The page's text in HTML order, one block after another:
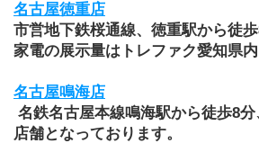
名古屋徳重店
市営地下鉄桜通線、徳重駅から徒歩
家電の展示量はトレファク愛知県内
名古屋鳴海店
店舗となっております。